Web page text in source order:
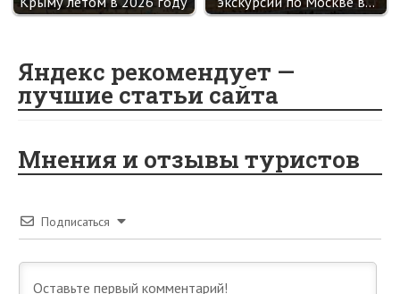
Яндекс рекомендует —
лучшие статьи сайта
Мнения и отзывы туристов
Подписаться